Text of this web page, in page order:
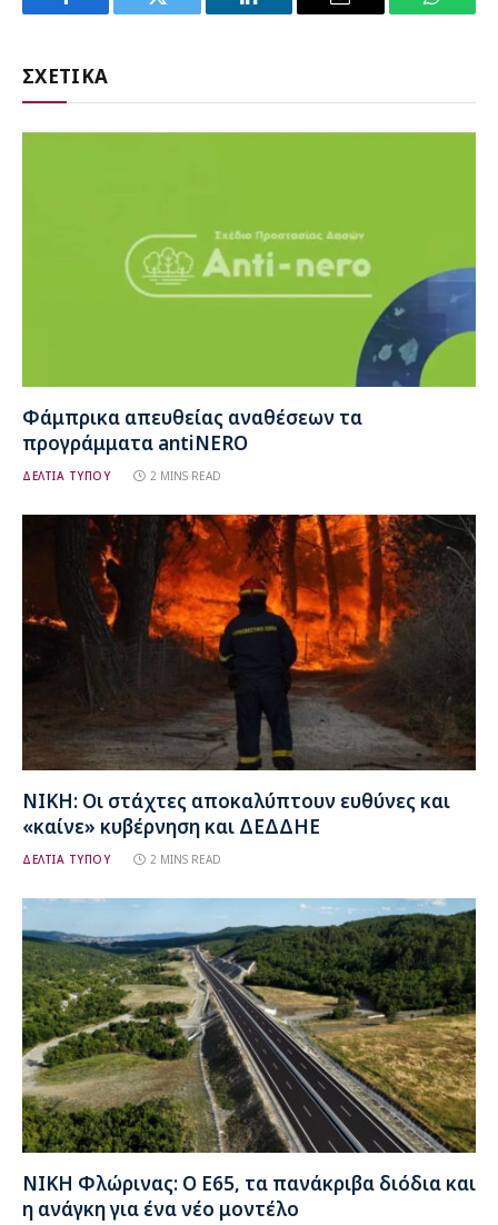
Facebook Twitter LinkedIn Email
ΣΧΕΤΙΚΑ
Φάμπρικα απευθείας αναθέσεων τα
προγράμματα antiNERO
ΔΕΛΤΙΑ ΤΥΠΟΥ 2 MINS READ
ΝΙΚΗ: Οι στάχτες αποκαλύπτουν ευθύνες και
«καίνε» κυβέρνηση και ΔΕΔΔΗΕ
ΔΕΛΤΙΑ ΤΥΠΟΥ 2 MINS READ
ΝΙΚΗ Φλώρινας: Ο Ε65, τα πανάκριβα διόδια και
η ανάγκη για ένα νέο μοντέλο